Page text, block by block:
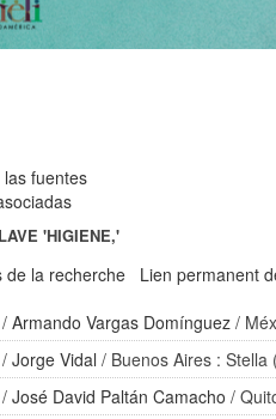
las fuentes
'HIGIENE,'
de la recherche Lien permanent
/Armando Vargas Domínguez /
/Jorge Vidal / Buenos Aires : Stella
/José David Paltán Camacho /